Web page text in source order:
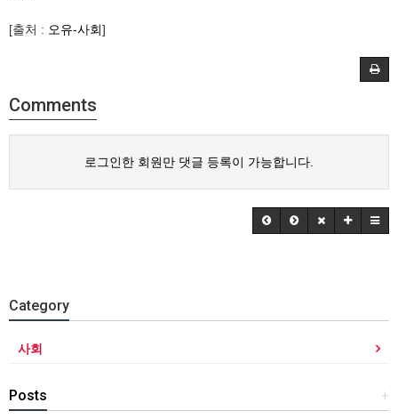
[출처 : 오유-사회]
Comments
로그인한 회원만 댓글 등록이 가능합니다.
Category
사회
+
Posts